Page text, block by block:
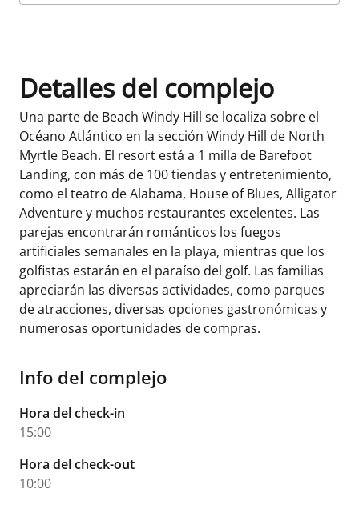
Detalles del complejo
Una parte de Beach Windy Hill se localiza sobre el
Océano Atlántico en la sección Windy Hill de North
Myrtle Beach. El resort está a 1 milla de Barefoot
Landing, con más de 100 tiendas y entretenimiento,
como el teatro de Alabama, House of Blues, Alligator
Adventure y muchos restaurantes excelentes. Las
parejas encontrarán románticos los fuegos
artificiales semanales en la playa, mientras que los
golfistas estarán en el paraíso del golf. Las familias
apreciarán las diversas actividades, como parques
de atracciones, diversas opciones gastronómicas y
numerosas oportunidades de compras.
Info del complejo
Hora del check-in
15:00
Hora del check-out
10:00